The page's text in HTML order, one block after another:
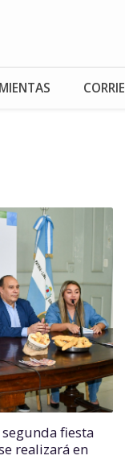
fiesta
realizará en